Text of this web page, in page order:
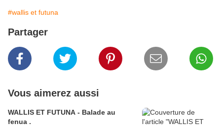
#wallis et futuna
Partager
Vous aimerez aussi
WALLIS ET FUTUNA - Balade au
fenua .